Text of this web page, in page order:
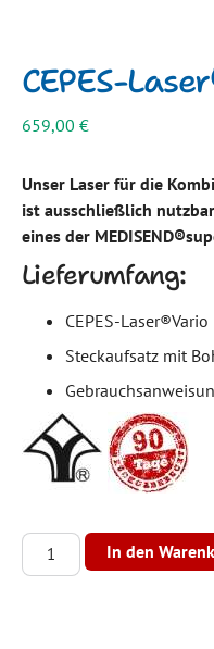
CEPES-
659,00 €
Unser Laser für die
ist ausschließlich
eines der
Lieferumfang:
CEPES-
Steckaufsatz mit
In den